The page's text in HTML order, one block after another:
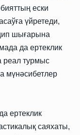
ески
үйретеди,
шығарына
да ертеклик
реал турмыс
мүнәсибетлер
ертеклик
саяхаты,